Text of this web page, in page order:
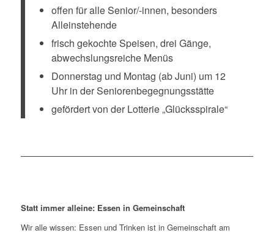
offen für alle Senior/-innen, besonders
Alleinstehende
frisch gekochte Speisen, drei Gänge,
abwechslungsreiche Menüs
Donnerstag und Montag (ab Juni) um 12
Uhr in der Seniorenbegegnungsstätte
gefördert von der Lotterie „Glücksspirale“
Statt immer alleine: Essen in Gemeinschaft
Wir alle wissen: Essen und Trinken ist in Gemeinschaft am